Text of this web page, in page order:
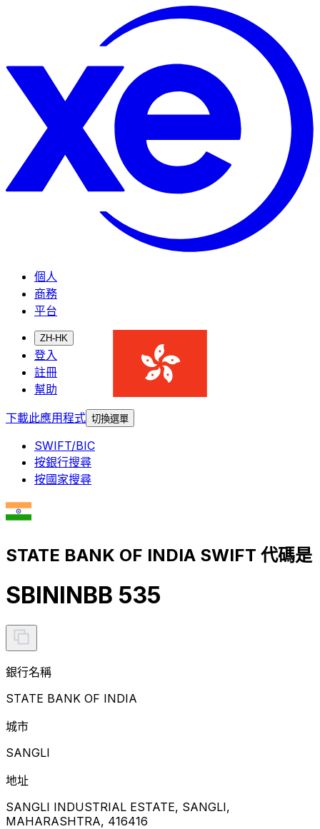
個人
商務
平台
ZH-HK
登入
註冊
幫助
下載此應用程式 切換選單
SWIFT/BIC
按銀行搜尋
按國家搜尋
STATE BANK OF INDIA SWIFT 代碼是
SBININBB 535
銀行名稱
STATE BANK OF INDIA
城市
SANGLI
地址
SANGLI INDUSTRIAL ESTATE, SANGLI,
MAHARASHTRA, 416416